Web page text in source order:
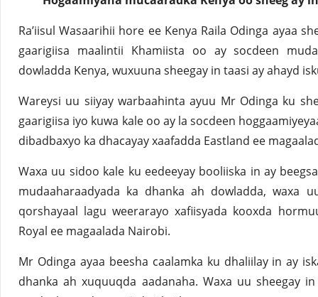
Ra’iisul Wasaarihii hore ee Kenya Raila Odinga ayaa
gaarigiisa maalintii Khamiista oo ay socdeen
dowladda Kenya, wuxuuna sheegay in taasi ay ahayd
Wareysi uu siiyay warbaahinta ayuu Mr Odinga ku
gaarigiisa iyo kuwa kale oo ay la socdeen
dibadbaxyo ka dhacayay xaafadda Eastland ee
Waxa uu sidoo kale ku eedeeyay booliiska in ay
mudaaharaadyada ka dhanka ah dowladda, waxa
qorshayaal lagu weerarayo xafiisyada kooxda
Royal ee magaalada Nairobi.
Mr Odinga ayaa beesha caalamka ku dhaliilay in ay
dhanka ah xuquuqda aadanaha. Waxa uu sheegay